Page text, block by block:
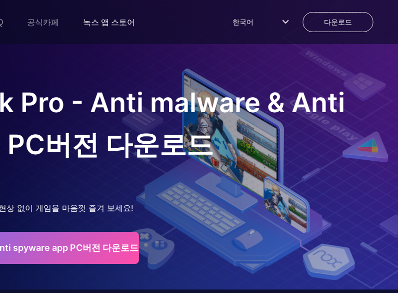
공식카페 녹스 앱 스토어 한국어 다운로드
Pro - Anti malware & Anti
PC버전 다운로드
상 없이 게임을 마음껏 즐겨 보세요!
spyware app PC버전 다운로드